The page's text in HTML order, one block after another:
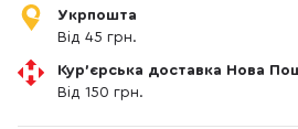
Укрпошта
Від 45 грн.
Кур'єрська доставка Нова
Від 150 грн.